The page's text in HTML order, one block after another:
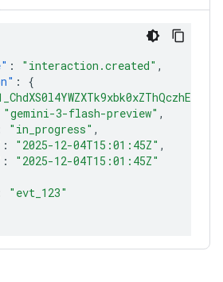
: "interaction.created" ,
:
{
"gemini-3-flash-preview" ,
"in_progress" ,
: "2025-12-04T15:01:45Z" ,
:
"2025-12-04T15:01:45Z"
"evt_123"